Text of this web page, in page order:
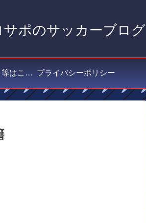
サポのサッカーブログ
感想・コメント等はこちら プライバシーポリシー